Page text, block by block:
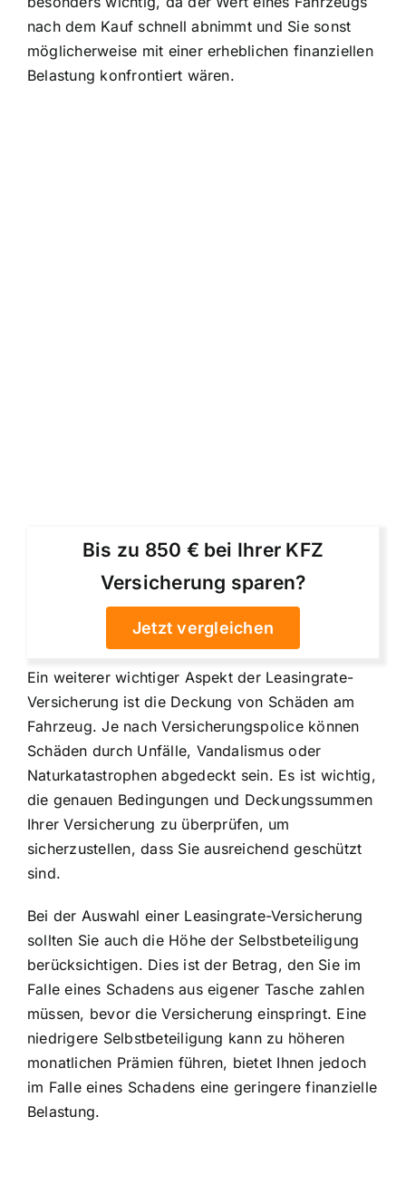
nach dem Kauf schnell abnimmt und Sie sonst
möglicherweise mit einer erheblichen finanziellen
Belastung konfrontiert wären.
Bis zu 850 € bei Ihrer KFZ
Versicherung sparen?
Jetzt vergleichen
Ein weiterer wichtiger Aspekt der Leasingrate-
Versicherung ist die Deckung von Schäden am
Fahrzeug. Je nach Versicherungspolice können
Schäden durch Unfälle, Vandalismus oder
Naturkatastrophen abgedeckt sein. Es ist wichtig,
die genauen Bedingungen und Deckungssummen
Ihrer Versicherung zu überprüfen, um
sicherzustellen, dass Sie ausreichend geschützt
sind.
Bei der Auswahl einer Leasingrate-Versicherung
sollten Sie auch die Höhe der Selbstbeteiligung
berücksichtigen. Dies ist der Betrag, den Sie im
Falle eines Schadens aus eigener Tasche zahlen
müssen, bevor die Versicherung einspringt. Eine
niedrigere Selbstbeteiligung kann zu höheren
monatlichen Prämien führen, bietet Ihnen jedoch
im Falle eines Schadens eine geringere finanzielle
Belastung.